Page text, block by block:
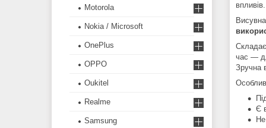
впливів.
час —
Зручна
Є
Motorola
Nokia / Microsoft
OnePlus
OPPO
Oukitel
Realme
Samsung